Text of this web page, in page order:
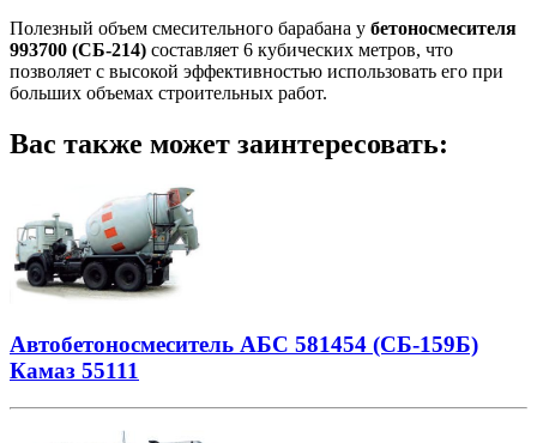
Полезный объем смесительного барабана у бетоносмесителя
993700 (СБ-214) составляет 6 кубических метров, что
позволяет с высокой эффективностью использовать его при
больших объемах строительных работ.
Вас также может заинтересовать:
Автобетоносмеситель АБС 581454 (СБ-159Б)
Камаз 55111